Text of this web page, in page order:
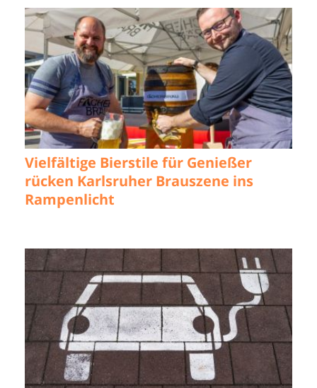
Vielfältige Bierstile für Genießer
rücken Karlsruher Brauszene ins
Rampenlicht